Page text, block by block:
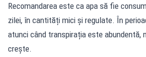
Recomandarea este ca apa să fie
zilei, în cantități mici și regulate. În
atunci când transpirația este abundentă,
crește.